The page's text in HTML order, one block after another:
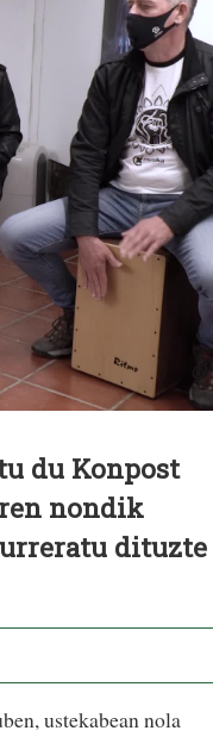
du Konpost
nondik
dituzte
ustekabean nola